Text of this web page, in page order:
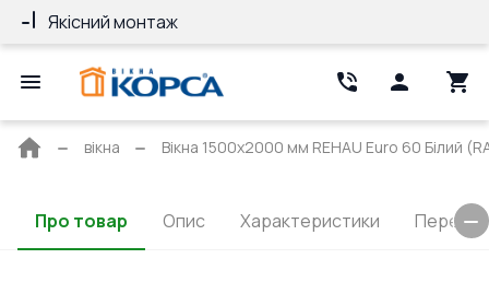
Якісний монтаж
Головна
вікна Вікна 1500x2000 мм REHAU Euro 60 Білий
Про товар Опис Характеристики